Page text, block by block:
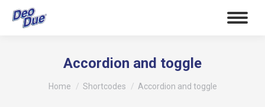
Accordion and toggle
Tu sei qui:
Home Shortcodes Accordion and toggle